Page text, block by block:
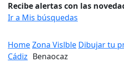
Recibe alertas con las
Ir a Mis búsquedas
HomeZona Vislble Dibujar tu
Cádiz Benaocaz